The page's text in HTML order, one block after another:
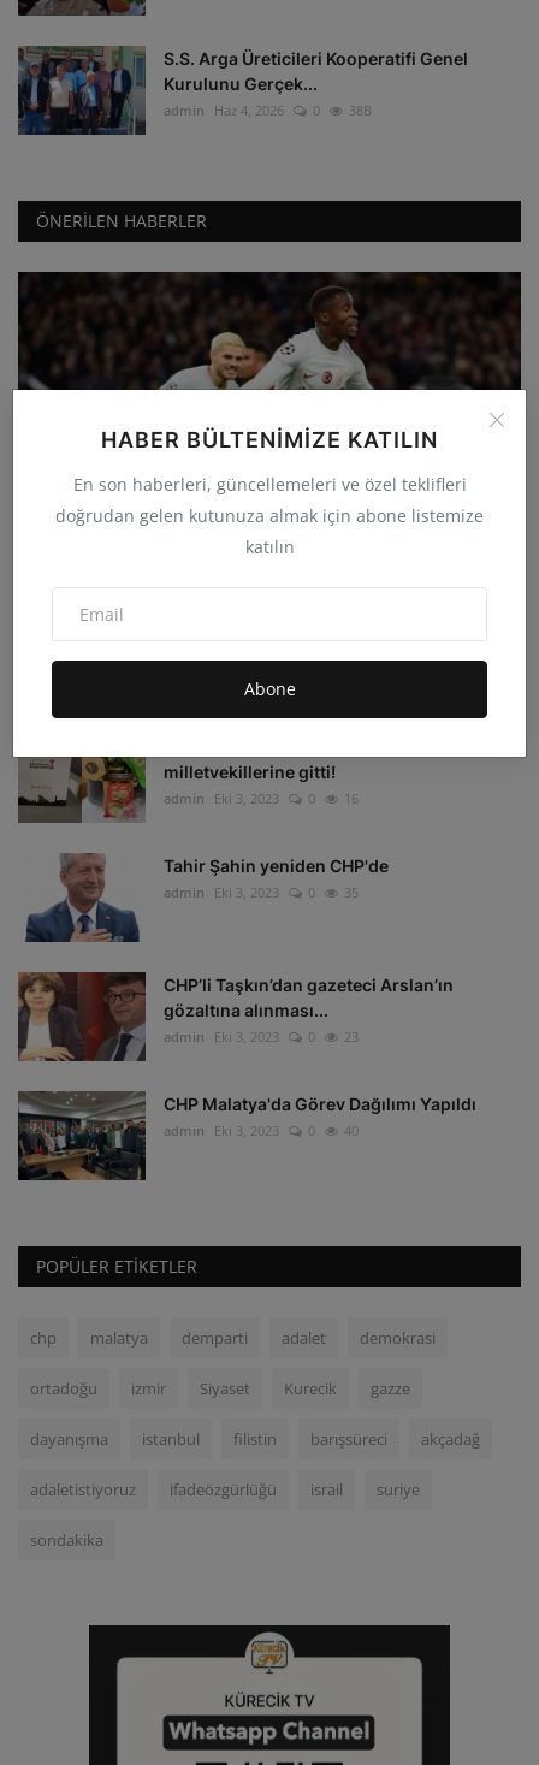
HABER BÜLTENIMIZE KATILIN
En son haberleri, güncellemeleri ve özel teklifleri
doğrudan gelen kutunuza almak için abone listemize
katılın
Abone
S.S. Arga Üreticileri Kooperatifi Genel
Kurulunu Gerçek...
admin Haz 4, 2026 0 38B
ÖNERILEN HABERLER
Galatasaray deplasmanda Manchester
United'ı 3-2 yenerek...
Eki 4, 2023
milletvekillerine gitti!
admin Eki 3, 2023 0 16
Tahir Şahin yeniden CHP'de
admin Eki 3, 2023 0 35
CHP’li Taşkın’dan gazeteci Arslan’ın
gözaltına alınması...
admin Eki 3, 2023 0 23
CHP Malatya'da Görev Dağılımı Yapıldı
admin Eki 3, 2023 0 40
POPÜLER ETIKETLER
chp malatya demparti adalet demokrasi
ortadoğu izmir Siyaset Kurecik gazze
dayanışma istanbul filistin barışsüreci akçadağ
adaletistiyoruz ifadeözgürlüğü israil suriye
sondakika